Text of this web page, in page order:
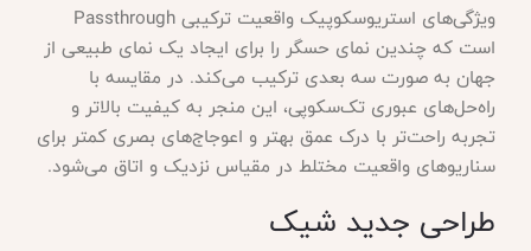
ویژگی‌های استریوسکوپیک واقعیت ترکیبی Passthrough
است که چندین نمای حسگر را برای ایجاد یک نمای طبیعی از
جهان به صورت سه بعدی ترکیب می‌کند. در مقایسه با
راه‌حل‌های عبوری تک‌سکوپی، این منجر به کیفیت بالاتر و
تجربه راحت‌تر با درک عمق بهتر و اعوجاج‌های بصری کمتر برای
سناریوهای واقعیت مختلط در مقیاس نزدیک و اتاق می‌شود.
طراحی جدید شیک